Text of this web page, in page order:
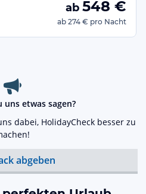
ab 548 €
ab 274 € pro Nacht
uns etwas sagen?
dabei, HolidayCheck besser zu
abgeben